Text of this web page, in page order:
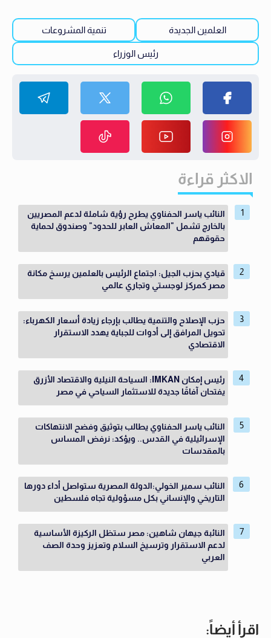
العلمين الجديدة تنمية المشروعات
رئيس الوزراء
الاكثر قراءة
النائب ياسر الحفناوي يطرح رؤية شاملة لدعم المصريين
بالخارج تشمل "المعاش العابر للحدود" وصندوق لحماية
حقوقهم
قيادي بحزب الجيل: اجتماع الرئيس بالعلمين يرسخ مكانة
مصر كمركز لوجستي وتجاري عالمي
حزب الإصلاح والتنمية يطالب بإرجاء زيادة أسعار الكهرباء:
تحويل المرافق إلى أدوات للجباية يهدد الاستقرار
الاقتصادي
رئيس إمكان IMKAN: السياحة النيلية والاقتصاد الأزرق
يفتحان آفاقًا جديدة للاستثمار السياحي في مصر
النائب ياسر الحفناوي يطالب بتوثيق وفضح الانتهاكات
الإسرائيلية في القدس.. ويؤكد: نرفض المساس
بالمقدسات
النائب سمير الخولي:الدولة المصرية ستواصل أداء دورها
التاريخي والإنساني بكل مسؤولية تجاه فلسطين
النائبة جيهان شاهين: مصر ستظل الركيزة الأساسية
لدعم الاستقرار وترسيخ السلام وتعزيز وحدة الصف
العربي
اقرأ أيضاً: